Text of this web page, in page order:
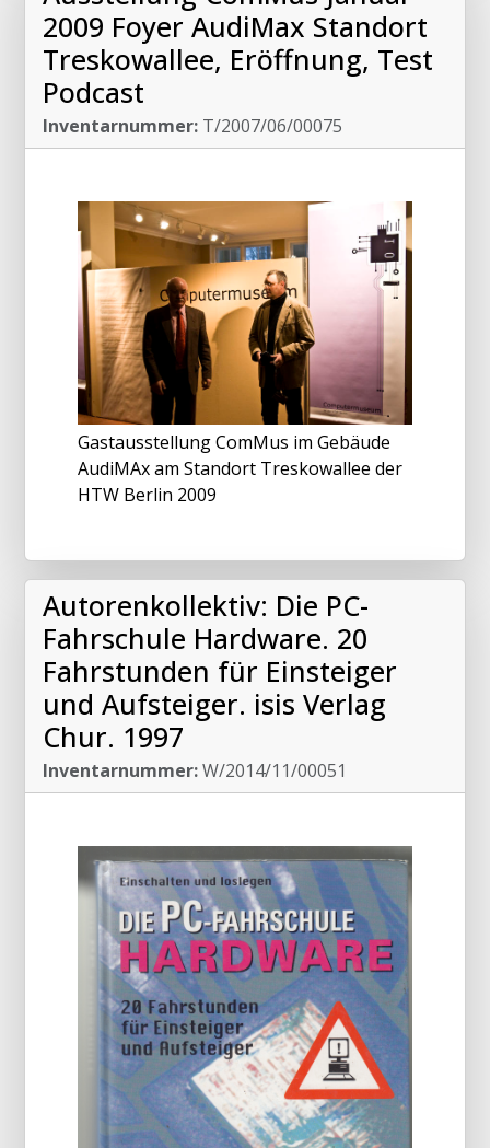
2009 Foyer AudiMax Standort
Treskowallee, Eröffnung, Test
Podcast
Inventarnummer: T/2007/06/00075
Gastausstellung ComMus im Gebäude
AudiMAx am Standort Treskowallee der
HTW Berlin 2009
Autorenkollektiv: Die PC-
Fahrschule Hardware. 20
Fahrstunden für Einsteiger
und Aufsteiger. isis Verlag
Chur. 1997
Inventarnummer:W/2014/11/00051